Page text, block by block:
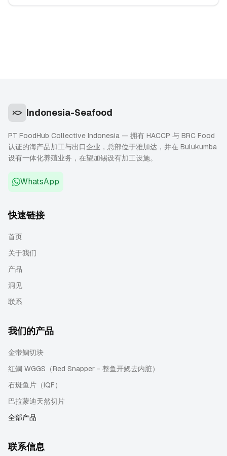
Indonesia-Seafood
PT FoodHub Collective Indonesia — 拥有 HACCP 与 BRC Food
认证的海产品加工与出口企业，总部位于雅加达，并在 Bulukumba
设有一体化养殖业务，在望加锡设有加工设施。
WhatsApp
快速链接
首页
关于我们
产品
洞见
联系
我们的产品
金带鲷切块
红鲷 WGGS（Red Snapper - 整鱼开鳃去内脏）
石斑鱼片（IQF）
巴拉蒙迪天然切片
全部产品
联系信息